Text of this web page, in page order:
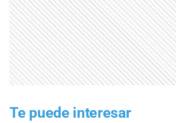
Te puede interesar